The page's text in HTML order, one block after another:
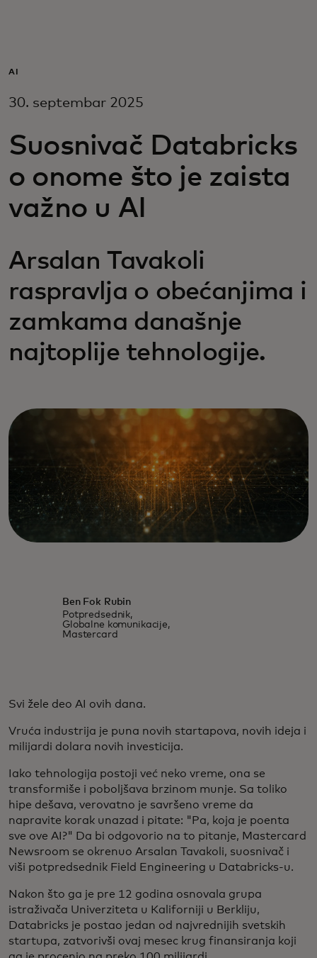
Novosti i trendovi
AI
30. septembar 2025
Suosnivač Databricks
o onome što je zaista
važno u AI
Arsalan Tavakoli
raspravlja o obećanjima i
zamkama današnje
najtoplije tehnologije.
Ben Fok Rubin
Potpredsednik,
Globalne komunikacije,
Mastercard
Svi žele deo AI ovih dana.
Vruća industrija je puna novih startapova, novih ideja i
milijardi dolara novih investicija.
Iako tehnologija postoji već neko vreme, ona se
transformiše i poboljšava brzinom munje. Sa toliko
hipe dešava, verovatno je savršeno vreme da
napravite korak unazad i pitate: "Pa, koja je poenta
sve ove AI?" Da bi odgovorio na to pitanje, Mastercard
Newsroom se okrenuo Arsalan Tavakoli, suosnivač i
viši potpredsednik Field Engineering u Databricks-u.
Nakon što ga je pre 12 godina osnovala grupa
istraživača Univerziteta u Kaliforniji u Berkliju,
Databricks je postao jedan od najvrednijih svetskih
startupa, zatvorivši ovaj mesec krug finansiranja koji